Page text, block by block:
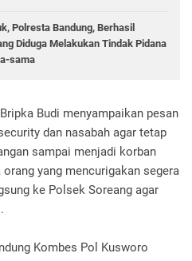
Polresta Bandung, Berhasil
Diduga Melakukan Tindak Pidana
sama
Budi menyampaikan pesan
dan nasabah agar tetap
sampai menjadi korban
yang mencurigakan segera
ke Polsek Soreang agar
Kombes Pol Kusworo